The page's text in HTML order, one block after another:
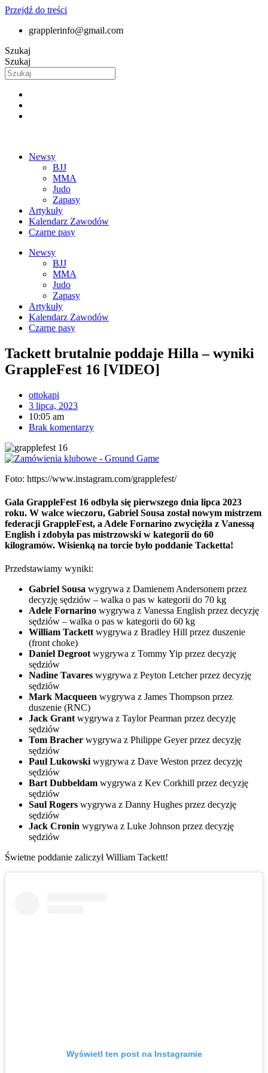
Przejdź do treści
grapplerinfo@gmail.com
Szukaj
Szukaj
Newsy
BJJ
MMA
Judo
Zapasy
Artykuły
Kalendarz Zawodów
Czarne pasy
Newsy
BJJ
MMA
Judo
Zapasy
Artykuły
Kalendarz Zawodów
Czarne pasy
Tackett brutalnie poddaje Hilla – wyniki
GrappleFest 16 [VIDEO]
ottokapi
3 lipca, 2023
10:05 am
Brak komentarzy
Foto: https://www.instagram.com/grapplefest/
Gala GrappleFest 16 odbyła się pierwszego dnia lipca 2023
roku. W walce wieczoru, Gabriel Sousa został nowym mistrzem
federacji GrappleFest, a Adele Fornarino zwyciężła z Vanessą
English i zdobyła pas mistrzowski w kategorii do 60
kilogramów. Wisienką na torcie było poddanie Tacketta!
Przedstawiamy wyniki:
Gabriel Sousa wygrywa z Damienem Andersonem przez
decyzję sędziów – walka o pas w kategorii do 70 kg
Adele Fornarino wygrywa z Vanessa English przez decyzję
sędziów – walka o pas w kategorii do 60 kg
William Tackett wygrywa z Bradley Hill przez duszenie
(front choke)
Daniel Degroot wygrywa z Tommy Yip przez decyzję
sędziów
Nadine Tavares wygrywa z Peyton Letcher przez decyzję
sędziów
Mark Macqueen wygrywa z James Thompson przez
duszenie (RNC)
Jack Grant wygrywa z Taylor Pearman przez decyzję
sędziów
Tom Bracher wygrywa z Philippe Geyer przez decyzję
sędziów
Paul Lukowski wygrywa z Dave Weston przez decyzję
sędziów
Bart Dubbeldam wygrywa z Kev Corkhill przez decyzję
sędziów
Saul Rogers wygrywa z Danny Hughes przez decyzję
sędziów
Jack Cronin wygrywa z Luke Johnson przez decyzję
sędziów
Świetne poddanie zaliczył William Tackett!
Wyświetl ten post na Instagramie